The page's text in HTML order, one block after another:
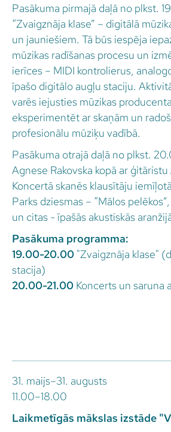
Pasākuma pirmajā daļā no plkst.
“Zvaigznāja klase” – digitālā
un jauniešiem. Tā būs iespēja
mūzikas radīšanas procesu un
ierīces – MIDI kontrolierus,
īpašo digitālo augļu staciju.
varēs iejusties mūzikas
eksperimentēt ar skaņām un
profesionālu mūziķu vadībā.
Pasākuma otrajā daļā no plkst.
Agnese Rakovska kopā ar
Koncertā skanēs klausītāju
Parks dziesmas – “Mālos pelēkos”,
un citas - īpašās akustiskās
Pasākuma programma:
19.00-20.00 "Zvaigznāja klase"
stacija)
20.00-21.00 Koncerts un saruna
31. maijs–31. augusts
11.00–18.00
Laikmetīgās mākslas izstāde